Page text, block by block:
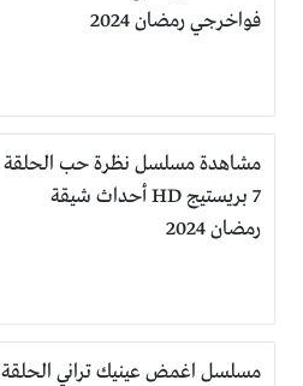
فواخرجي رمضان 2024
مشاهدة مسلسل نظرة حب الحلقة
7 بريستيج HD أحداث شيقة
رمضان 2024
مسلسل اغمض عينيك تراني الحلقة